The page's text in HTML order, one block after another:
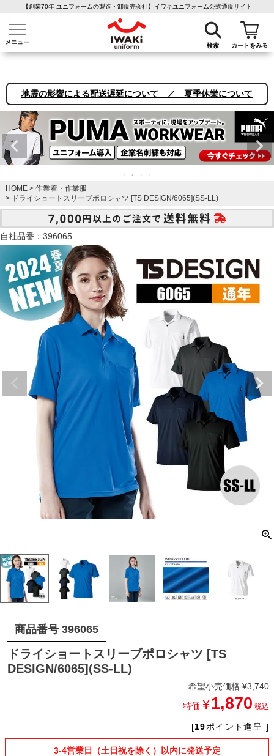
【創業70年 ユニフォームの製造・卸販売会社】イワキユニフォーム公式通販サイト
検索 カートをみる
介護ユニフォーム 作業着・作業服 ファン付き作業着 医療白衣
地震の影響による配送遅延について ／ 夏季休業について
HOME
作業着・作業服
ドライショートスリーブポロシャツ [TS DESIGN/6065](SS-LL)
自社品番：396065
商品番号 396065
ドライショートスリーブポロシャツ [TS
DESIGN/6065](SS-LL)
希望小売価格 ¥3,740
特価 ¥1,870 税込
[19ポイント進呈 ]
3-4営業日（土日祝を除く）以内に発送予定